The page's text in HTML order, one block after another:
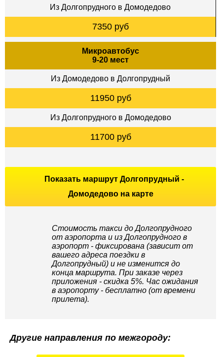
Из Долгопрудного в Домодедово
7350 руб
Микроавтобус
9-20 мест
Из Домодедово в Долгопрудный
11950 руб
Из Долгопрудного в Домодедово
11700 руб
Показать маршрут Долгопрудный -
Домодедово на карте
Стоимость такси до Долгопрудного
от аэропорта и из Долгопрудного в
аэропорт - фиксирована (зависит от
вашего адреса поездки в
Долгопрудный) и не изменится до
конца маршрута. При заказе через
приложения - скидка 5%. Час ожидания
в аэропорту - бесплатно (от времени
прилета).
Другие направления по межгороду: